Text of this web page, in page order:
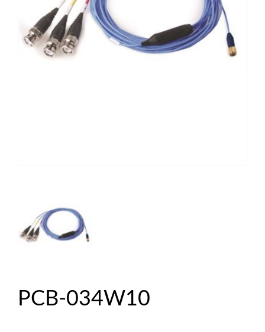
PCB-034W10